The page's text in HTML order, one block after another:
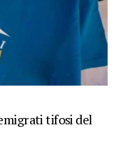
tifosi del